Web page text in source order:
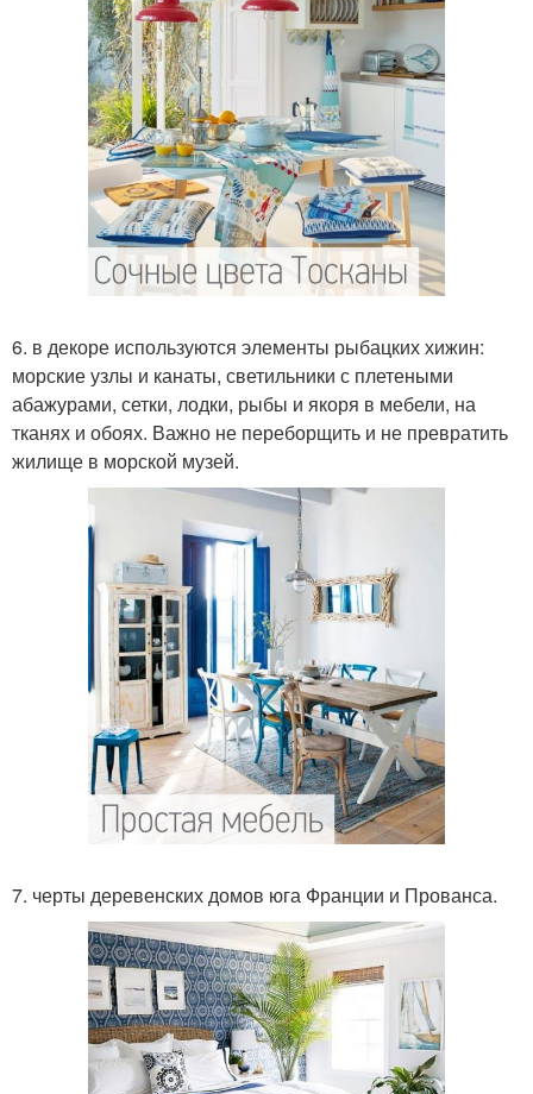
6. в декоре используются элементы рыбацких хижин:
морские узлы и канаты, светильники с плетеными
абажурами, сетки, лодки, рыбы и якоря в мебели, на
тканях и обоях. Важно не переборщить и не превратить
жилище в морской музей.
7. черты деревенских домов юга Франции и Прованса.